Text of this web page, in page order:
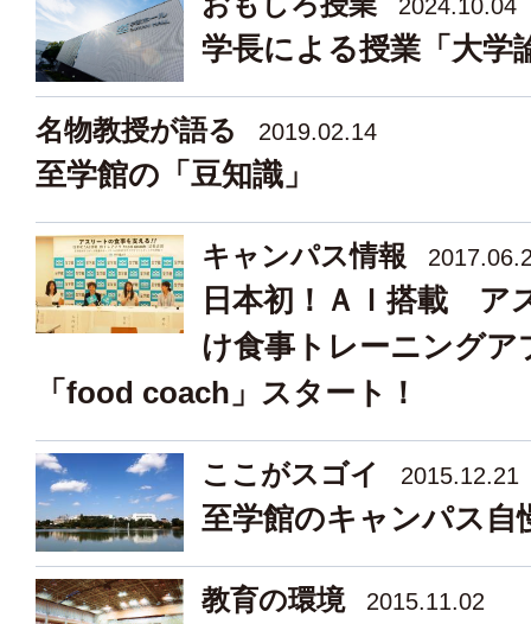
2024.10.04
学長による授業「大学
名物教授が語る 2019.02.14
至学館の「豆知識」
キャンパス情報
日本初！ＡＩ搭載 ア
け食事トレーニングア
「food coach」スタート！
ここがスゴイ 2015.12.21
至学館のキャンパス自
教育の環境 2015.11.02